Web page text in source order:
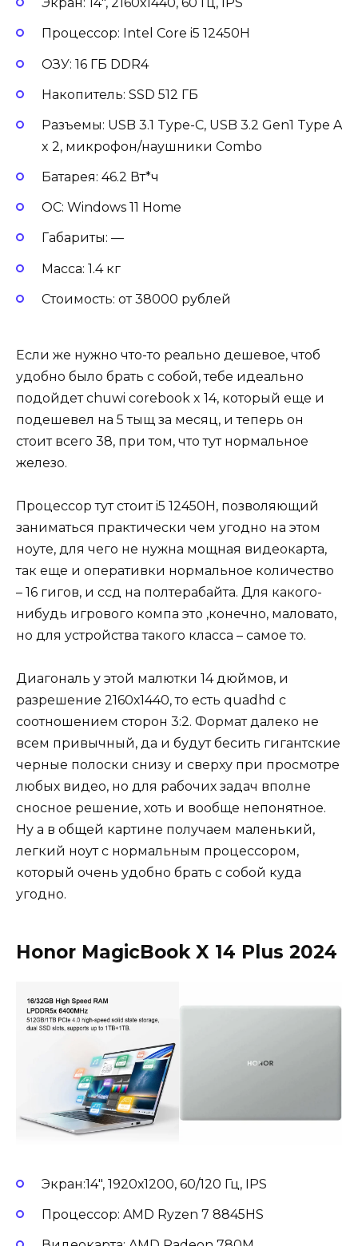
Процессор: Intel Core i5 12450H
ОЗУ: 16 ГБ DDR4
Накопитель: SSD 512 ГБ
Разъемы: USB 3.1 Type-С, USB 3.2 Gen1 Type A
x 2, микрофон/наушники Combo
Батарея: 46.2 Вт*ч
ОС: Windows 11 Home
Габариты: —
Масса: 1.4 кг
Стоимость: от 38000 рублей
Если же нужно что-то реально дешевое, чтоб
удобно было брать с собой, тебе идеально
подойдет chuwi corebook x 14, который еще и
подешевел на 5 тыщ за месяц, и теперь он
стоит всего 38, при том, что тут нормальное
железо.
Процессор тут стоит i5 12450H, позволяющий
заниматься практически чем угодно на этом
ноуте, для чего не нужна мощная видеокарта,
так еще и оперативки нормальное количество
– 16 гигов, и ссд на полтерабайта. Для какого-
нибудь игрового компа это ,конечно, маловато,
но для устройства такого класса – самое то.
Диагональ у этой малютки 14 дюймов, и
разрешение 2160х1440, то есть quadhd с
соотношением сторон 3:2. Формат далеко не
всем привычный, да и будут бесить гигантские
черные полоски снизу и сверху при просмотре
любых видео, но для рабочих задач вполне
сносное решение, хоть и вообще непонятное.
Ну а в общей картине получаем маленький,
легкий ноут с нормальным процессором,
который очень удобно брать с собой куда
угодно.
Honor MagicBook X 14 Plus 2024
Экран:14″, 1920х1200, 60/120 Гц, IPS
Процессор: AMD Ryzen 7 8845HS